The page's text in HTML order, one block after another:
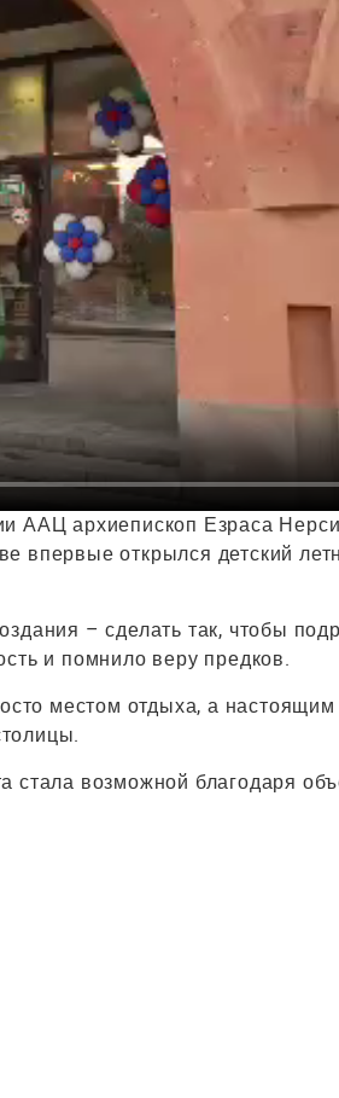
ААЦ архиепископ Езраса
впервые открылся детский
– сделать так, чтобы
и помнило веру предков.
местом отдыха, а
стала возможной благодаря